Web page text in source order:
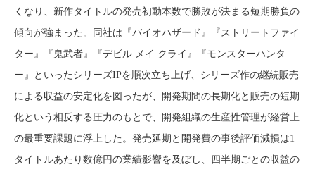
くなり、新作タイトルの発売初動本数で勝敗が決まる短期勝負の
傾向が強まった。同社は『バイオハザード』『ストリートファイ
ター』『鬼武者』『デビル メイ クライ』『モンスターハンタ
ー』といったシリーズIPを順次立ち上げ、シリーズ作の継続販売
による収益の安定化を図ったが、開発期間の長期化と販売の短期
化という相反する圧力のもとで、開発組織の生産性管理が経営上
の最重要課題に浮上した。発売延期と開発費の事後評価減損は1
タイトルあたり数億円の業績影響を及ぼし、四半期ごとの収益の